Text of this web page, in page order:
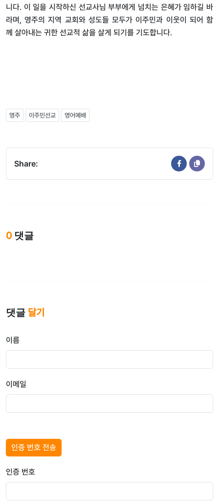
니다. 이 일을 시작하신 선교사님 부부에게 넘치는 은혜가 임하길 바
라며 ,영주의 지역 교회와 성도들 모두가 이주민과 이웃이 되어 함
께 살아내는 귀한 선교적 삶을 살게 되기를 기도합니다.
영주 이주민선교 영어예배
Share:
0댓글
댓글 달기
이름
이메일
인증 번호 전송
인증 번호